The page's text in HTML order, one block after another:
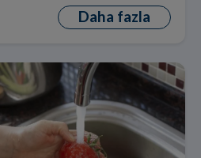
Daha fazla